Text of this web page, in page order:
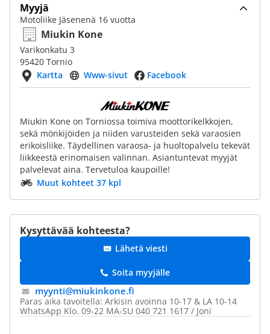
Myyjä
Motoliike Jäsenenä 16 vuotta
Miukin Kone
Varikonkatu 3
95420 Tornio
Kartta
Www-sivut Facebook
Miukin Kone on Torniossa toimiva moottorikelkkojen,
sekä mönkijöiden ja niiden varusteiden sekä varaosien
erikoisliike. Täydellinen varaosa- ja huoltopalvelu tekevät
liikkeestä erinomaisen valinnan. Asiantuntevat myyjät
palvelevat aina. Tervetuloa kaupoille!
Muut kohteet 37 kpl
Kysyttävää kohteesta?
Lähetä viesti
Soita myyjälle
myynti@​miukinkone.fi
Paras aika tavoitella: Arkisin avoinna 10-17 & LA 10-14
WhatsApp Klo. 09-22 MA-SU 040 721 1617 / Joni